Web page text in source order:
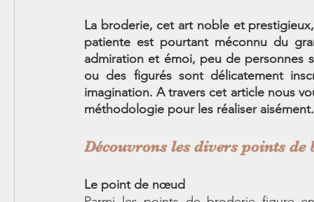
La broderie, cet art noble et
patiente est pourtant méconnu du
admiration et émoi, peu de personnes
ou des figurés sont délicatement
imagination. A travers cet article nous
méthodologie pour les réaliser
Découvrons les divers points
Le point de nœud